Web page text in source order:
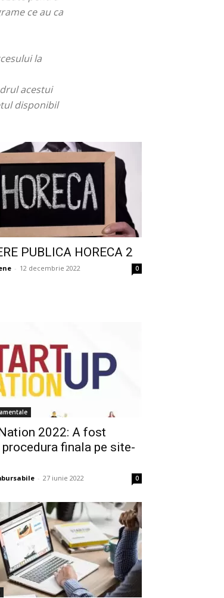
ce au ca
la
acestui
disponibil
PUBLICA HORECA 2
- 12 decembrie 2022 0
2022: A fost
finala pe site-
- 27 iunie 2022 0